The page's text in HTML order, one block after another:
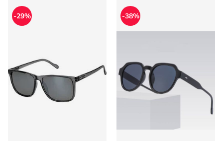
Okulary przeciwsłoneczne 4F
-29%
Okulary przeciwsłoneczne
-38%